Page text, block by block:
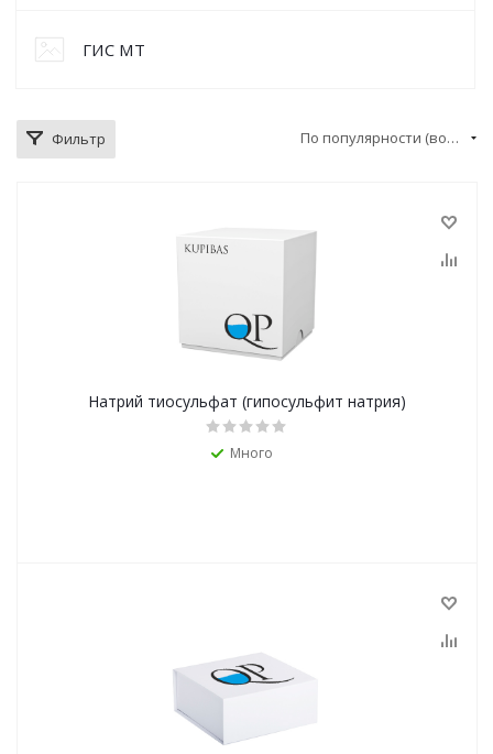
ГИС МТ
Фильтр По популярности (возрастание)
Натрий тиосульфат (гипосульфит натрия)
Много